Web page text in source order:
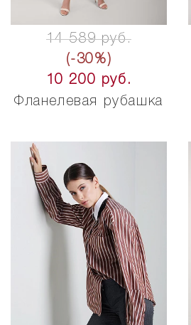
14 589 руб.
(-30%)
10 200 руб.
Фланелевая рубашка